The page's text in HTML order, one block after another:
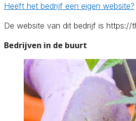
Heeft het bedrijf een eigen website?
De website van dit bedrijf is https://
Bedrijven in de buurt